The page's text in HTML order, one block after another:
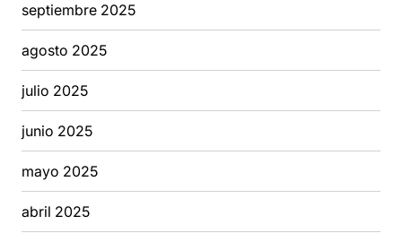
septiembre 2025
agosto 2025
julio 2025
junio 2025
mayo 2025
abril 2025